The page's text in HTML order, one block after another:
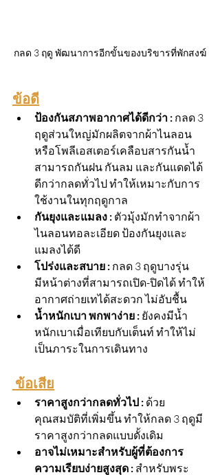
กลด 3 ฤดู พัฒนาการอีกขั้นของบริขารที่พักสงฆ์
ข้อดี
ป้องกันสภาพอากาศได้ดีกว่า : กลด 3
ฤดูส่วนใหญ่มักผลิตจากผ้าไนลอน
หรือโพลีเอสเตอร์เคลือบสารกันน้ำ
สามารถกันฝน กันลม และกันแดดได้
ดีกว่ากลดทั่วไป ทำให้เหมาะกับการ
ใช้งานในทุกฤดูกาล
กันยุงและแมลง : ตัวมุ้งมักทำจากผ้า
ไนลอนทอละเอียด ป้องกันยุงและ
แมลงได้ดี
โปร่งและสบาย : กลด 3 ฤดูบางรุ่น
มีหน้าต่างที่สามารถเปิด-ปิดได้ ทำให้
อากาศถ่ายเทได้สะดวก ไม่อับชื้น
น้ำหนักเบา พกพาง่าย : ยังคงมีน้ำ
หนักเบาเมื่อเทียบกับเต็นท์ ทำให้ไม่
เป็นภาระในการเดินทาง
ข้อเสีย
ราคาสูงกว่ากลดทั่วไป : ด้วย
คุณสมบัติที่เพิ่มขึ้น ทำให้กลด 3 ฤดูมี
ราคาสูงกว่ากลดแบบดั้งเดิม
อาจไม่เหมาะสำหรับผู้ที่ต้องการ
ความเรียบง่ายสูงสุด : สำหรับพระ